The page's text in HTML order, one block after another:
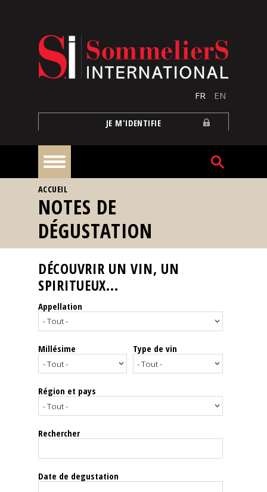
FR EN
JE M'IDENTIFIE
À
la
une
Reportages
Nos
Spiritueux
Notes
dégustation
Le
magazine
VOUS ÊTES ICI
ACCUEIL
NOTES DE
DÉGUSTATION
DÉCOUVRIR UN VIN, UN
SPIRITUEUX...
Appellation
Millésime Type de vin
Région et pays
Rechercher
Date de degustation